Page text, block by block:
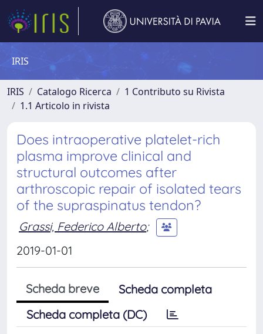
IRIS
IRIS Catalogo Ricerca
1 Contributo su Rivista
1.1 Articolo in rivista
Does intraoperative platelet-rich
plasma improve clinical and
structural outcomes after
arthroscopic repair of isolated tears
of the supraspinatus tendon?
Grassi, Federico Alberto;
2019-01-01
Scheda breve
Scheda completa
Scheda completa (DC)